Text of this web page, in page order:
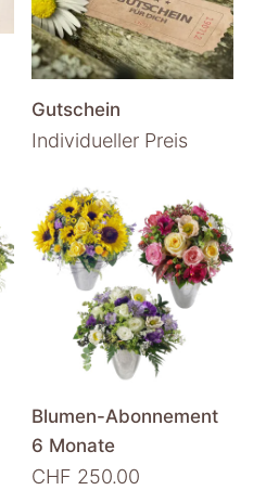
der
Produktseite
gewählt
Gutschein
Individueller Preis
Blumen-Abonnement
6 Monate
CHF 250.00